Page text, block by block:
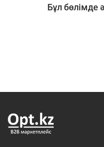
Бұл бөлімде